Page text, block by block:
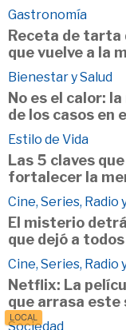
Gastronomía
Receta de tarta
que vuelve a la
Bienestar y Salud
No es el calor:
de los casos en
Estilo de Vida
Las 5 claves
fortalecer la
Cine, Series, Radio
El misterio
que dejó a
Cine, Series, Radio
Netflix: La
que arrasa
Sociedad
LOCAL